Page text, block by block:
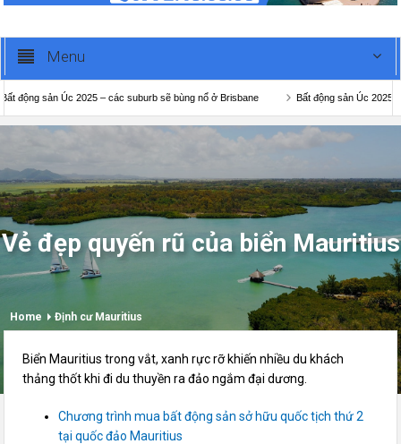
Menu
sản Úc 2025 – các suburb sẽ bùng nổ ở Brisbane Bất động sản Úc 2025 –
Vẻ đẹp quyến rũ của biển Mauritius
Home Định cư Mauritius
Biển Mauritius trong vắt, xanh rực rỡ khiến nhiều du khách
thảng thốt khi đi du thuyền ra đảo ngắm đại dương.
Chương trình mua bất động sản sở hữu quốc tịch thứ 2
tại quốc đảo Mauritius